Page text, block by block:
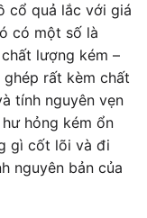
cổ quả lắc với giá
có một số là
lượng kém –
ghép rất kèm chất
tính nguyên vẹn
hỏng kém ổn
gì cốt lõi và đi
nguyên bản của